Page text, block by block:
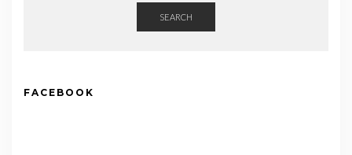
SEARCH
FACEBOOK